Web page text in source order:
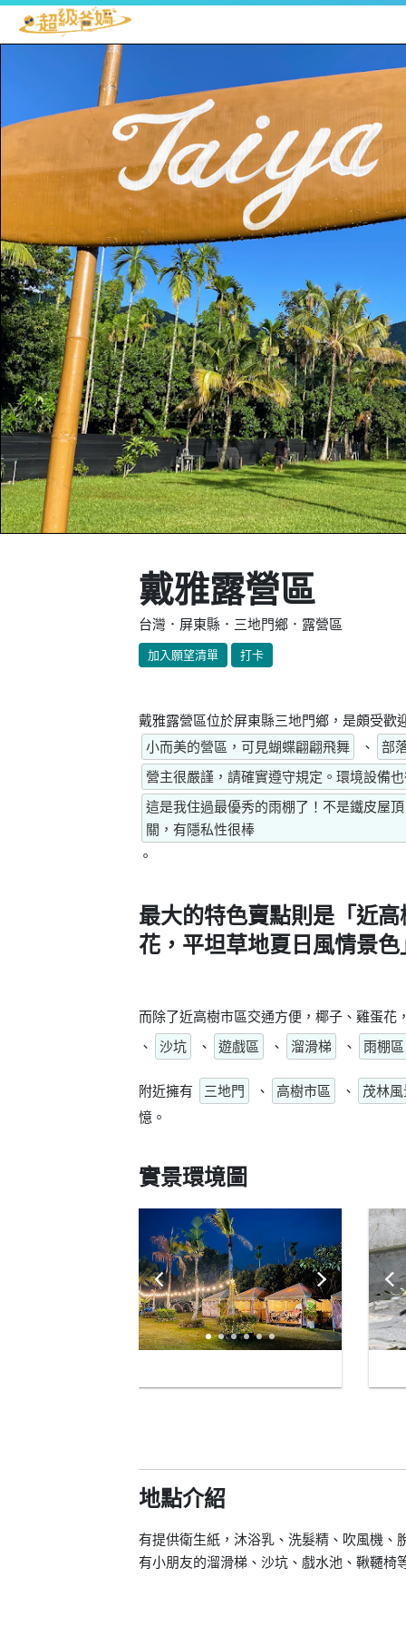
戴雅露營區
台灣．屏東縣．三地門鄉．露營區
加入願望清單 打卡
戴雅露營區位於屏東縣三地門鄉，是頗受歡
小而美的營區，可見蝴蝶翩翩飛舞
、
部
營主很嚴謹，請確實遵守規定。環境設備
這是我住過最優秀的雨棚了！不是鐵皮屋
關，有隱私性很棒
。
最大的特色賣點則是「近高
花，平坦草地夏日風情景色
而除了近高樹市區交通方便，椰子、雞蛋
、
沙坑 、 遊戲區 、 溜滑梯 、 雨棚區
附近擁有 三地門 、 高樹市區 、
茂林
憶。
實景環境圖
地點介紹
有提供衛生紙，沐浴乳、洗髮精、吹風機、
有小朋友的溜滑梯、沙坑、戲水池、鞦韆椅